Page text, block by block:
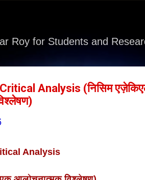
Roy for Students and
Analysis (निसिम एज़ेकिएल
Analysis